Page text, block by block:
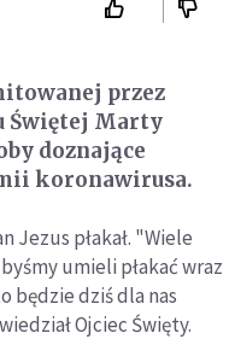
przez
Świętej Marty
doznające
koronawirusa.
Jezus płakał. "Wiele
umieli płakać wraz
będzie dziś dla nas
Ojciec Święty.